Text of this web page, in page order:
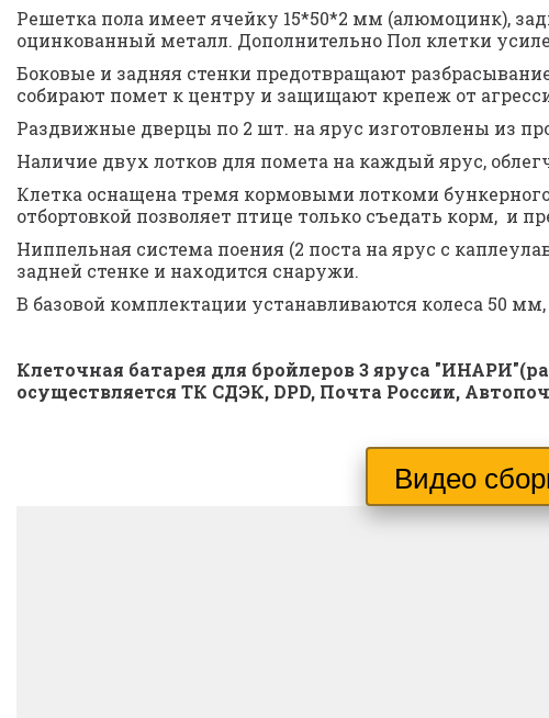
Решетка пола имеет ячейку 15*50*2 мм (алюмоцинк),
оцинкованный металл. Дополнительно Пол клетки
Боковые и задняя стенки предотвращают
собирают помет к центру и защищают крепеж от
Раздвижные дверцы по 2 шт. на ярус изготовлены из
Наличие двух лотков для помета на каждый ярус,
Клетка оснащена тремя кормовыми лоткоми
отбортовкой позволяет птице только съедать корм,  и
Ниппельная система поения (2 поста на ярус с
задней стенке и находится снаружи.
В базовой комплектации устанавливаются колеса 50
Клеточная батарея для бройлеров 3 яруса
осуществляется ТК СДЭК, DPD, Почта России,
Видео